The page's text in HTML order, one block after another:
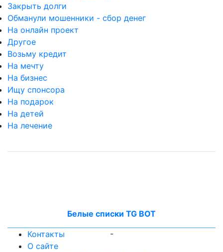
Закрыть долги
Обманули мошенники - сбор денег
На онлайн проект
Другое
Возьму кредит
На мечту
На бизнес
Ищу спонсора
На подарок
На детей
На лечение
Белые списки TG BOT
-
Контакты
О сайте